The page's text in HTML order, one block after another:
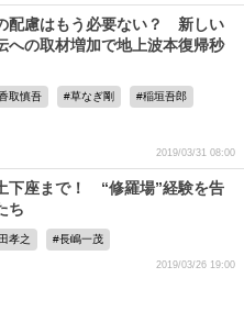
配慮はもう必要ない？ 新しい
への取材増加で地上波本復帰秒
取慎吾 草なぎ剛 稲垣吾郎
2019/03/31 08:00
下座まで！ “修羅場”経験を告
ち
孝之 長嶋一茂
2019/03/26 19:00